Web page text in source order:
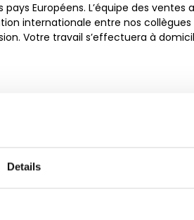
Details
Européens. L’équipe des
internationale entre nos
Votre travail s’effectuera à
suivi et des commandes;
des ventes;
en générant de nouveaux